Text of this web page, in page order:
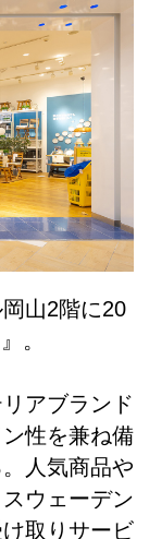
山2階に20
。
アブランド
性を兼ね備
人気商品や
ウェーデン
取りサービ